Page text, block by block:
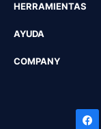
HERRAMIENTAS
AYUDA
COMPANY